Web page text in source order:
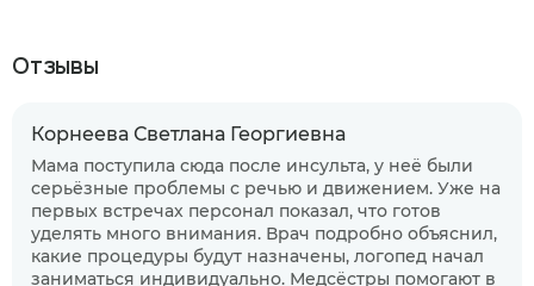
Отзывы
Корнеева Светлана Георгиевна
Мама поступила сюда после инсульта, у неё были
серьёзные проблемы с речью и движением. Уже на
первых встречах персонал показал, что готов
уделять много внимания. Врач подробно объяснил,
какие процедуры будут назначены, логопед начал
заниматься индивидуально. Медсёстры помогают в